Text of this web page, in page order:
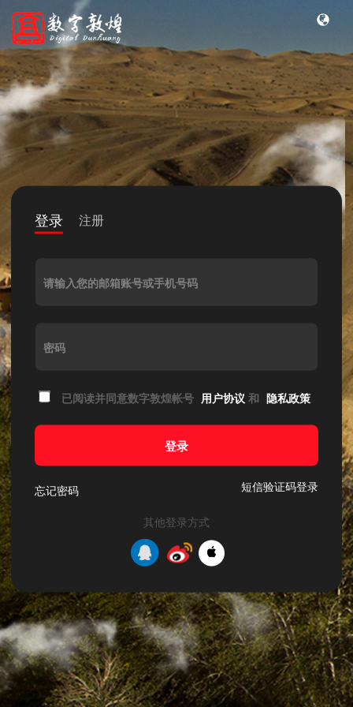
登录 注册
请输入您的邮箱账号或手机号码
密码
已阅读并同意数字敦煌帐号 用户协议 和 隐私政策
登录
忘记密码 短信验证码登录
其他登录方式